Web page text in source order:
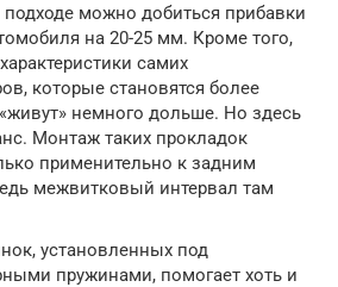
можно добиться прибавки
на 20-25 мм. Кроме того,
самих
которые становятся более
немного дольше. Но здесь
Монтаж таких прокладок
применительно к задним
межвитковый интервал там
установленных под
пружинами, помогает хоть и